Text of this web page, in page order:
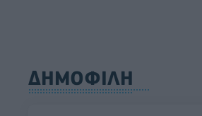
ΔΗΜΟΦΙΛΗ